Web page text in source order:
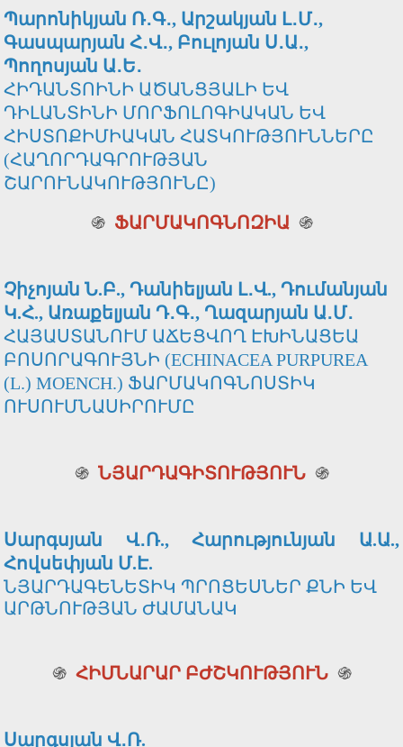
Պարոնիկյան Ռ․Գ․, Արշակյան Լ․Մ․,
Գասպարյան Հ․Վ․, Բուլոյան Ս․Ա․,
Պողոսյան Ա․Ե․
ՀԻԴԱՆՏՈԻՆԻ ԱԾԱՆՑՅԱԼԻ ԵՎ
ԴԻԼԱՆՏԻՆԻ ՄՈՐՖՈԼՈԳԻԱԿԱՆ ԵՎ
ՀԻՍՏՈՔԻՄԻԱԿԱՆ ՀԱՏԿՈՒԹՅՈՒՆՆԵՐԸ
(ՀԱՂՈՐԴԱԳՐՈՒԹՅԱՆ
ՇԱՐՈՒՆԱԿՈՒԹՅՈՒՆԸ)
֍ ՖԱՐՄԱԿՈԳՆՈԶԻԱ ֍
Չիչոյան Ն.Բ., Դանիելյան Լ․Վ., Դումանյան
Կ.Հ., Առաքելյան Դ․Գ․, Ղազարյան Ա․Մ․
ՀԱՅԱՍՏԱՆՈՒՄ ԱՃԵՑՎՈՂ ԷԽԻՆԱՑԵԱ
ԲՈՍՈՐԱԳՈՒՅՆԻ (ECHINACEA PURPUREA
(L.) MOENCH.) ՖԱՐՄԱԿՈԳՆՈՍՏԻԿ
ՈՒՍՈՒՄՆԱՍԻՐՈՒՄԸ
֍ ՆՅԱՐԴԱԳԻՏՈՒԹՅՈՒՆ ֍
Սարգսյան Վ․Ռ., Հարությունյան Ա.Ա.,
Հովսեփյան Մ.Է.
ՆՅԱՐԴԱԳԵՆԵՏԻԿ ՊՐՈՑԵՍՆԵՐ ՔՆԻ ԵՎ
ԱՐԹՆՈՒԹՅԱՆ ԺԱՄԱՆԱԿ
֍ ՀԻՄՆԱՐԱՐ ԲԺՇԿՈՒԹՅՈՒՆ ֍
Սարգսյան Վ․Ռ.